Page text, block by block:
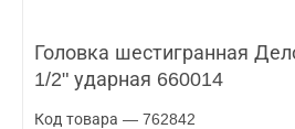
Головка шестигранная
1/2" ударная 660014
Код товара — 762842